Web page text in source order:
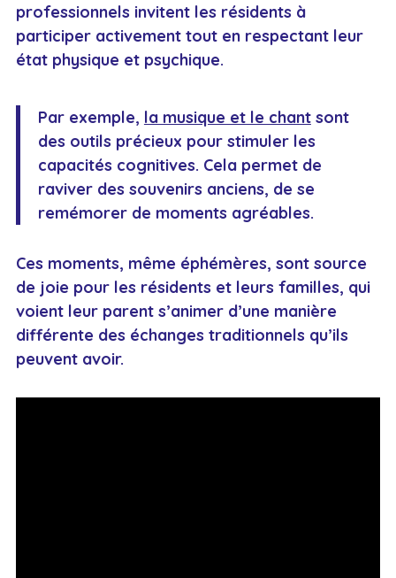
professionnels invitent les résidents à
participer activement tout en respectant leur
état physique et psychique.
Par exemple, la musique et le chantsont
des outils précieux pour stimuler les
capacités cognitives. Cela permet de
raviver des souvenirs anciens, de se
remémorer de moments agréables.
Ces moments, même éphémères, sont source
de joie pour les résidents et leurs familles, qui
voient leur parent s’animer d’une manière
différente des échanges traditionnels qu’ils
peuvent avoir.